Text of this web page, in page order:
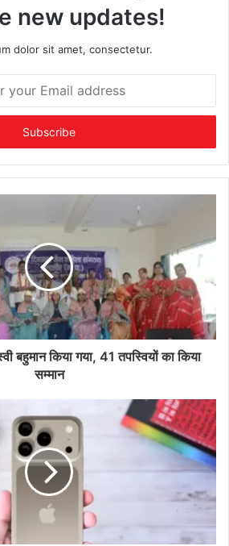
new updates!
dolor sit amet, consectetur.
बहुमान किया गया, 41 तपस्वियों का किया
सम्मान